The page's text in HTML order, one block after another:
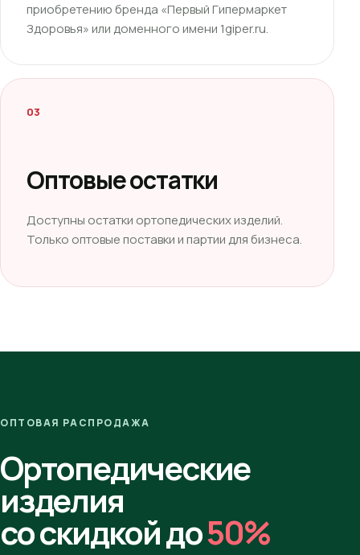
приобретению бренда «Первый Гипермаркет
Здоровья» или доменного имени 1giper.ru.
03
Оптовые остатки
Доступны остатки ортопедических изделий.
Только оптовые поставки и партии для бизнеса.
ОПТОВАЯ РАСПРОДАЖА
Ортопедические
изделия
со скидкой до50%